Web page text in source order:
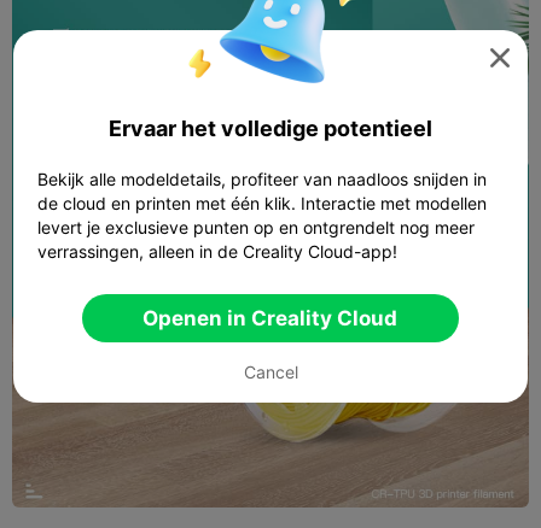

Ervaar het volledige potentieel
Bekijk alle modeldetails, profiteer van naadloos snijden in
de cloud en printen met één klik. Interactie met modellen
levert je exclusieve punten op en ontgrendelt nog meer
verrassingen, alleen in de Creality Cloud-app!
Openen in Creality Cloud
Cancel